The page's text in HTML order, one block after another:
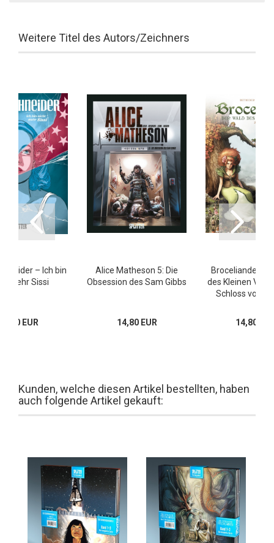
Weitere Titel des Autors/Zeichners
– Ich bin
mehr Sissi
EUR
Alice Matheson 5: Die
Obsession des Sam Gibbs
14,80 EUR
Broceliande –
des Kleinen
Schloss von
14,80
Kunden, welche diesen Artikel bestellten, haben
auch folgende Artikel gekauft: